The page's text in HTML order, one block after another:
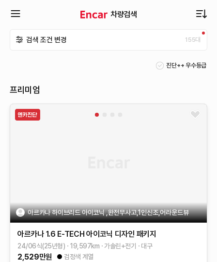
차량검색
뉴
검색 조건 변경 155대
진단++ 우수등급
프리미엄
아르카나 하이브리드 아이코닉 ,완전무사고,1인신조,어라운드뷰
아르카나 1.6 E-TECH 아이코닉 디자인 패키지
24/06식(25년형) 19,597km 가솔린+전기 대구
2,529만원 검정색 계열